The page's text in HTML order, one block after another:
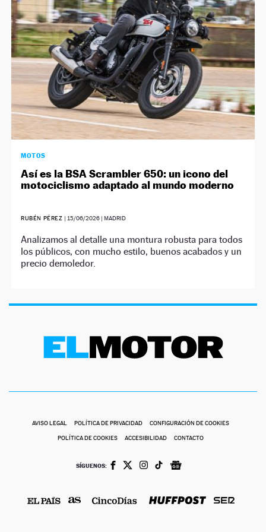
NEWSLETTER
SÍGUENOS
MOTOS
Así es la BSA Scrambler 650: un icono del
motociclismo adaptado al mundo moderno
RUBÉN PÉREZ | 15/06/2026 | MADRID
Analizamos al detalle una montura robusta para todos
los públicos, con mucho estilo, buenos acabados y un
precio demoledor.
AVISO LEGAL POLÍTICA DE PRIVACIDAD CONFIGURACIÓN DE COOKIES
POLÍTICA DE COOKIES ACCESIBILIDAD CONTACTO
SÍGUENOS: